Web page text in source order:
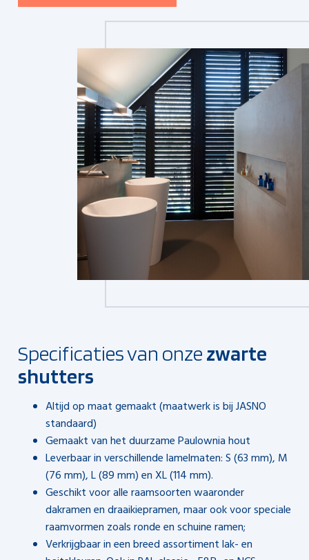
Specificaties van onzezwarte
shutters
Altijd op maat gemaakt (maatwerk is bij JASNO
standaard)
Gemaakt van het duurzame Paulownia hout
Leverbaar in verschillende lamelmaten: S (63 mm), M
(76 mm), L (89 mm) en XL (114 mm).
Geschikt voor alle raamsoorten waaronder
dakramen en draaikiepramen, maar ook voor speciale
raamvormen zoals ronde en schuine ramen;
Verkrijgbaar in een breed assortiment lak- en